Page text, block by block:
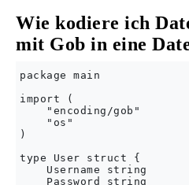
Wie kodiere ich
mit Gob in eine
package main
import (
    "encoding/gob"
    "os"
)
type User struct {
    Username string
    Password string